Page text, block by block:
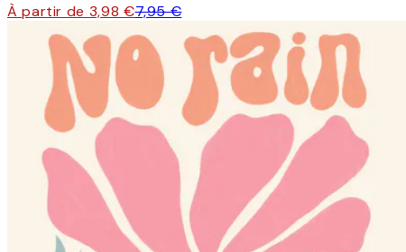
À partir de 3,98 €7,95 €